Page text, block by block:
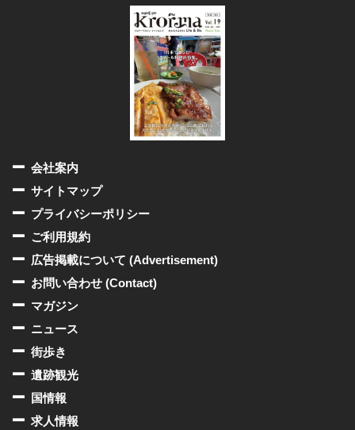
会社案内
サイトマップ
プライバシーポリシー
ご利用規約
広告掲載について (Advertisement)
お問い合わせ (Contact)
マガジン
ニュース
街歩き
遺跡観光
国情報
求人情報